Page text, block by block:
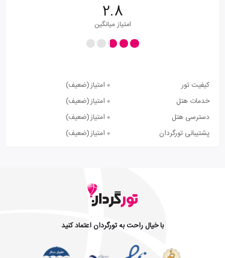
2.8
امتیاز میانگین
کیفیت تور 0 امتیاز
(ضعیف)
خدمات هتل
0 امتیاز
(ضعیف)
دسترسی هتل
0 امتیاز
(ضعیف)
پشتیبانی تورگردان
0 امتیاز (ضعیف)
با خیال راحت به تورگردان اعتماد کنید